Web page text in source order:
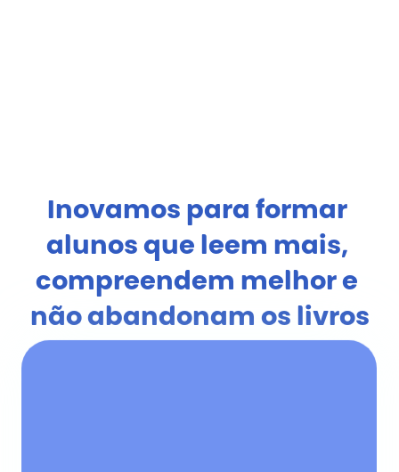
Inovamos para formar
alunos que leem mais,
compreendem melhor e
não abandonam os livros